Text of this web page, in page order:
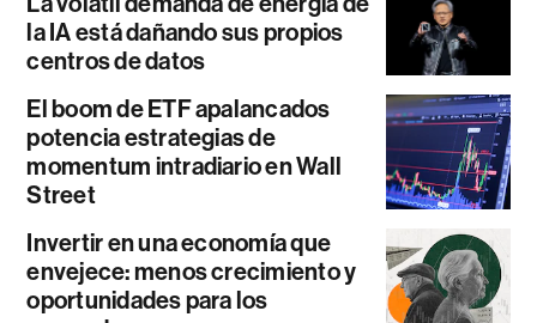
la IA está dañando sus propios
centros de datos
El boom de ETF apalancados
potencia estrategias de
momentum intradiario en Wall
Street
Invertir en una economía que
envejece: menos crecimiento y
oportunidades para los